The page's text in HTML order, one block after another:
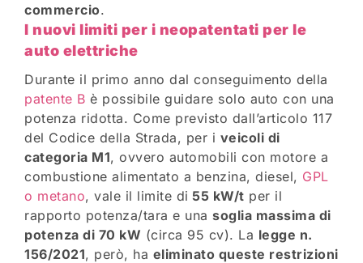
commercio.
I nuovi limiti per i neopatentati per le
auto elettriche
Durante il primo anno dal conseguimento della
patente B è possibile guidare solo auto con una
potenza ridotta. Come previsto dall’articolo 117
del Codice della Strada, per i veicoli di
categoria M1, ovvero automobili con motore a
combustione alimentato a benzina, diesel, GPL
o metano, vale il limite di 55 kW/t per il
rapporto potenza/tara e una soglia massima di
potenza di 70 kW (circa 95 cv). La legge n.
156/2021, però, ha eliminato queste restrizioni